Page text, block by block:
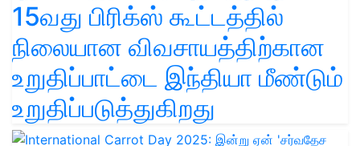
15வது பிரிக்ஸ் கூட்டத்தில்
நிலையான விவசாயத்திற்கான
உறுதிப்பாட்டை இந்தியா மீண்டும்
உறுதிப்படுத்துகிறது